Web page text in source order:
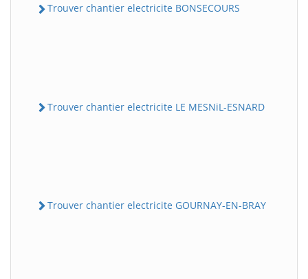
Trouver chantier electricite BONSECOURS
Trouver chantier electricite LE MESNiL-ESNARD
Trouver chantier electricite GOURNAY-EN-BRAY